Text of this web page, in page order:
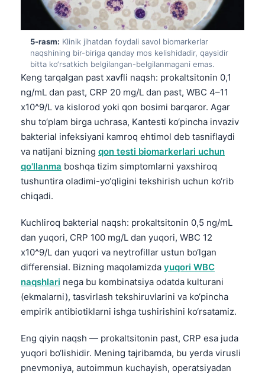
5-rasm: Klinik jihatdan foydali savol biomarkerlar
naqshining bir-biriga qanday mos kelishidadir, qaysidir
bitta ko‘rsatkich belgilangan-belgilanmagani emas.
Keng tarqalgan past xavfli naqsh: prokaltsitonin 0,1
ng/mL dan past, CRP 20 mg/L dan past, WBC 4–11
x10^9/L va kislorod yoki qon bosimi barqaror. Agar
shu to‘plam birga uchrasa, Kantesti ko‘pincha invaziv
bakterial infeksiyani kamroq ehtimol deb tasniflaydi
va natijani bizning qon testi biomarkerlari uchun
qo'llanma boshqa tizim simptomlarni yaxshiroq
tushuntira oladimi-yo‘qligini tekshirish uchun ko‘rib
chiqadi.
Kuchliroq bakterial naqsh: prokaltsitonin 0,5 ng/mL
dan yuqori, CRP 100 mg/L dan yuqori, WBC 12
x10^9/L dan yuqori va neytrofillar ustun bo‘lgan
differensial. Bizning maqolamizda yuqori WBC
naqshlari nega bu kombinatsiya odatda kulturani
(ekmalarni), tasvirlash tekshiruvlarini va ko‘pincha
empirik antibiotiklarni ishga tushirishini ko‘rsatamiz.
Eng qiyin naqsh — prokaltsitonin past, CRP esa juda
yuqori bo‘lishidir. Mening tajribamda, bu yerda virusli
pnevmoniya, autoimmun kuchayish, operatsiyadan
தமிழ்
ગુજરાતી
മലയാളം
Bahasa Melayu
Tiếng Việt
Tagalog
ไทย
ភាសាខ្មែរ
Kiswahili
አማርኛ
Українська
Català
Қазақ тілі
Suomi
Hrvatski
Slovenčina
كوردی‎